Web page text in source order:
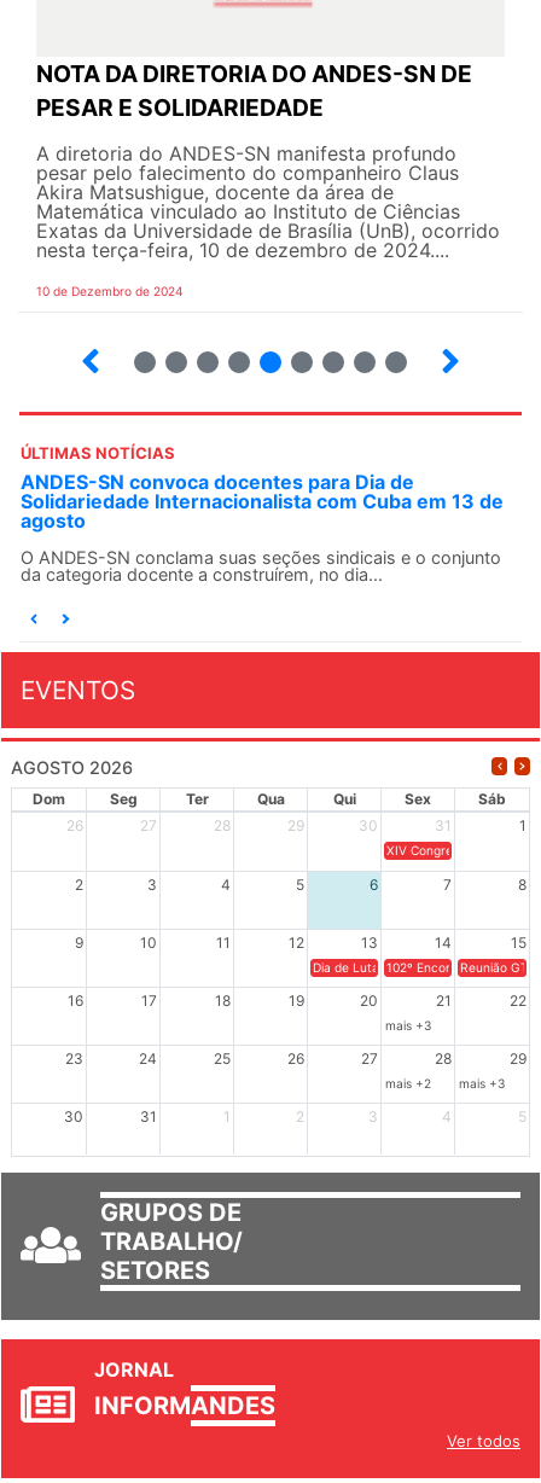
NOTA DA DIRETORIA DO ANDES-SN DE
PESAR E SOLIDARIEDADE
A diretoria do ANDES-SN manifesta profundo
pesar pelo falecimento do companheiro Claus
Akira Matsushigue, docente da área de
Matemática vinculado ao Instituto de Ciências
Exatas da Universidade de Brasília (UnB), ocorrido
nesta terça-feira, 10 de dezembro de 2024....
10 de Dezembro de 2024
ÚLTIMAS NOTÍCIAS
ANDES-SN convoca docentes para Dia de
Solidariedade Internacionalista com Cuba em 13 de
agosto
O ANDES-SN conclama suas seções sindicais e o conjunto
da categoria docente a construírem, no dia...
EVENTOS
AGOSTO 2026
Dom Seg Ter Qua Qui Sex
Sáb
26
27 28 29 30 31 1
XIV Congresso Brasileiro
2 3 4 5 6 7 8
9 10 11 12 13 14 15
Dia de Luta em Defesa de Cuba e da
102º Encontro da
Reunião
16 17 18 19 20 21 22
mais +3
23 24 25 26 27 28 29
mais +2 mais +3
30 31 1 2 3 4 5
GRUPOS DE
TRABALHO/
SETORES
JORNAL
INFORMANDES
Ver todos